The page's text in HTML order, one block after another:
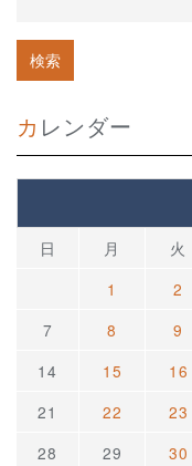
カレンダー
日 月 火
1
2
7
8 9
14
15 16
21
22 23
28
29 30